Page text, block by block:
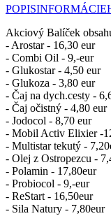
POPISINFORMÁCIE
Akciový Balíček
- Arostar - 16,30 eur
- Combi Oil - 9,-eur
- Glukostar - 4,50 eur
- Glukoza - 3,80 eur
- Čaj na dych.cesty -
- Čaj očistný - 4,80 eur
- Jodocol - 8,70 eur
- Mobil Activ Elixier -
- Multistar tekutý -
- Olej z Ostropezcu -
- Polamin - 17,80eur
- Probiocol - 9,-eur
- ReStart - 16,50eur
- Sila Natury - 7,80eur